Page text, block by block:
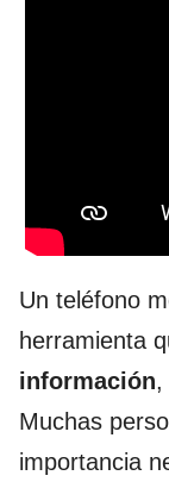
Un teléfono
herramienta
información,
Muchas
importancia